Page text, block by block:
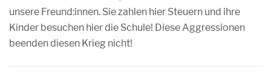
unsere Freund:innen. Sie zahlen hier Steuern und ihre
Kinder besuchen hier die Schule! Diese Aggressionen
beenden diesen Krieg nicht!